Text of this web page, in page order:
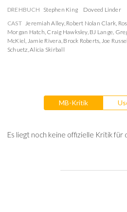
DREHBUCH Stephen King
Doveed Linder
CAST Jeremiah Alley, Robert Nolan Clark,
Morgan Hatch, Craig Hawksley, BJ Lange,
McKiel, Jamie Rivera, Brock Roberts, Joe
Schuetz,Alicia Skirball
MB-Kritik
Es liegt noch keine offizielle Kritik für